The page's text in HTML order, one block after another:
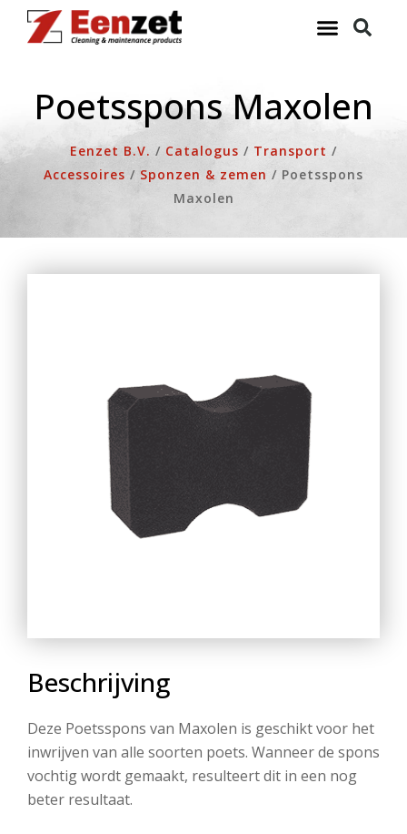
naar
Poetsspons Maxolen
Eenzet B.V. / Catalogus / Transport /
Accessoires / Sponzen & zemen / Poetsspons
Maxolen
Beschrijving
Deze Poetsspons van Maxolen is geschikt voor het
inwrijven van alle soorten poets. Wanneer de spons
vochtig wordt gemaakt, resulteert dit in een nog
beter resultaat.